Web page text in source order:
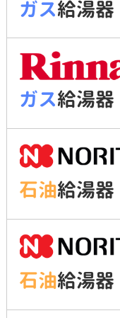
ガス給湯器
ガス給湯器
石油給湯器
石油給湯器